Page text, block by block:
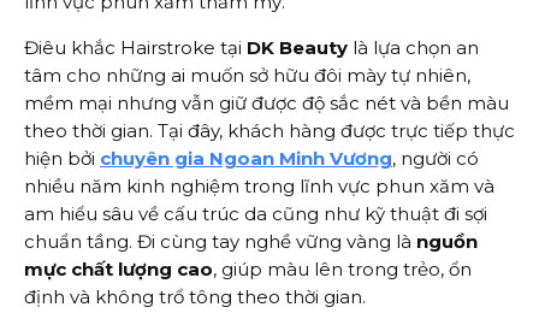
Điêu khắc Hairstroke tại DK Beauty là lựa chọn an
tâm cho những ai muốn sở hữu đôi mày tự nhiên,
mềm mại nhưng vẫn giữ được độ sắc nét và bền màu
theo thời gian. Tại đây, khách hàng được trực tiếp thực
hiện bởi chuyên gia Ngoan Minh Vương, người có
nhiều năm kinh nghiệm trong lĩnh vực phun xăm và
am hiểu sâu về cấu trúc da cũng như kỹ thuật đi sợi
chuẩn tầng. Đi cùng tay nghề vững vàng là nguồn
mực chất lượng cao, giúp màu lên trong trẻo, ổn
định và không trổ tông theo thời gian.